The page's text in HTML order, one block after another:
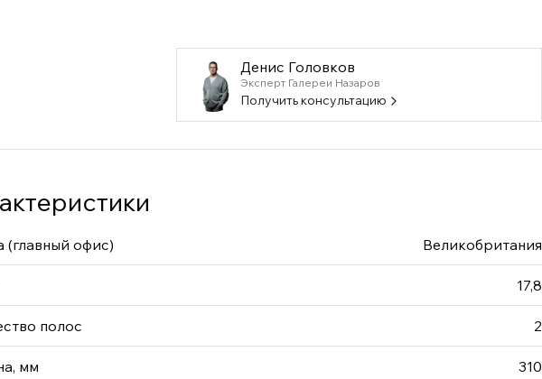
Денис Головков
Эксперт Галереи Назаров
Получить консультацию
(главный офис) Великобритания
17,8
полос 2
мм 310